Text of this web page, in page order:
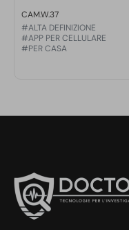
CAM.W.37
#ALTA DEFINIZIONE
#APP PER CELLULARE
#PER CASA